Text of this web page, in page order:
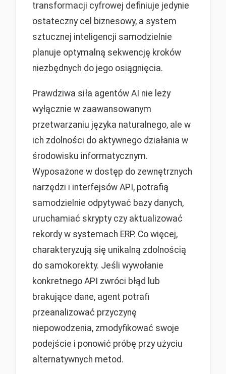
transformacji cyfrowej definiuje jedynie
ostateczny cel biznesowy, a system
sztucznej inteligencji samodzielnie
planuje optymalną sekwencję kroków
niezbędnych do jego osiągnięcia.
Prawdziwa siła agentów AI nie leży
wyłącznie w zaawansowanym
przetwarzaniu języka naturalnego, ale w
ich zdolności do aktywnego działania w
środowisku informatycznym.
Wyposażone w dostęp do zewnętrznych
narzędzi i interfejsów API, potrafią
samodzielnie odpytywać bazy danych,
uruchamiać skrypty czy aktualizować
rekordy w systemach ERP. Co więcej,
charakteryzują się unikalną zdolnością
do samokorekty. Jeśli wywołanie
konkretnego API zwróci błąd lub
brakujące dane, agent potrafi
przeanalizować przyczynę
niepowodzenia, zmodyfikować swoje
podejście i ponowić próbę przy użyciu
alternatywnych metod.